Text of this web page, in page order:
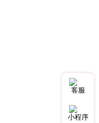
客服
小程序